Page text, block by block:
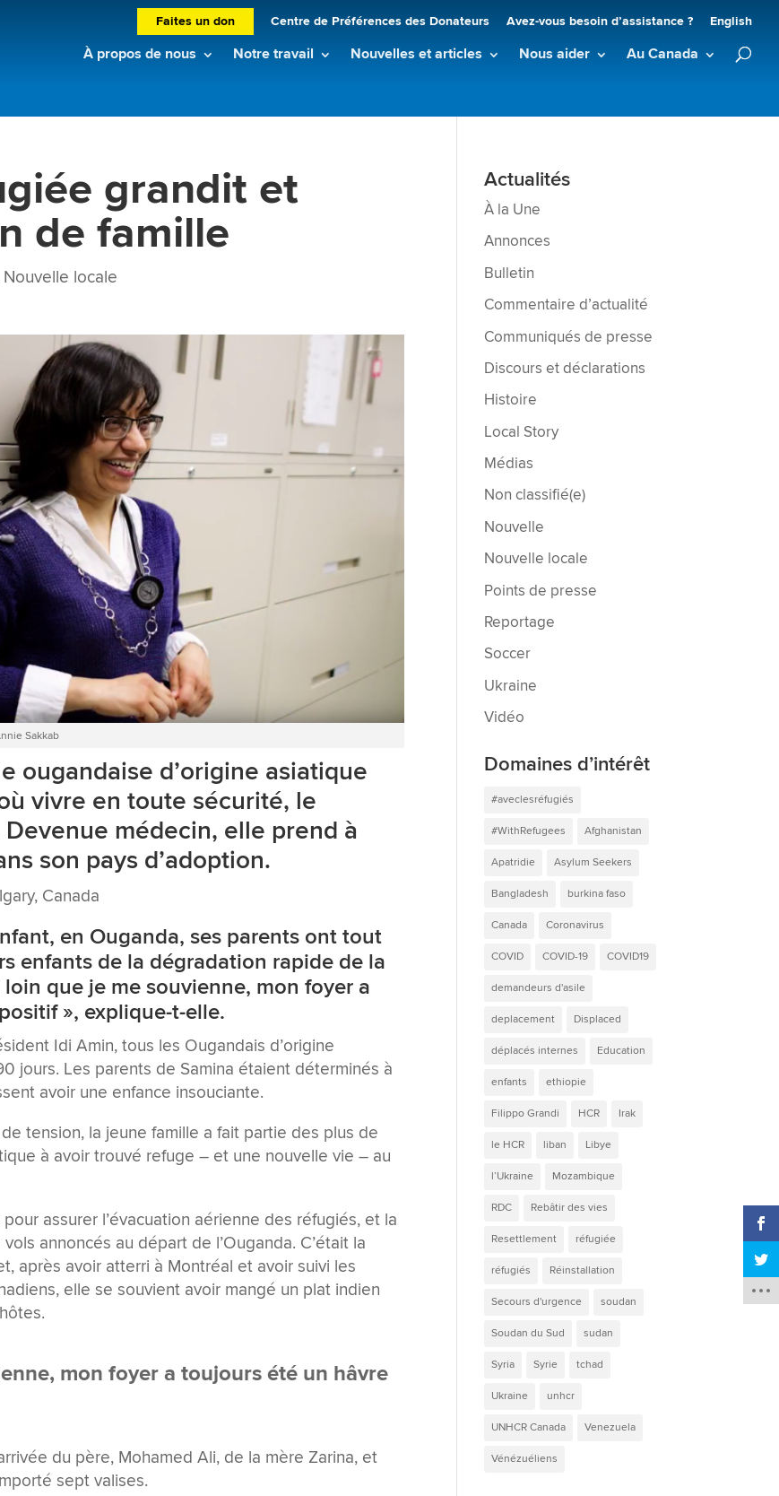
Faites un don Centre de Préférences des Donateurs Avez-vous besoin d’assistance ? English
À propos de nous Notre travail Nouvelles et articles Nous aider Au Canada
grandit et
de famille
Nouvelle locale
Sakkab
ougandaise d’origine asiatique
vivre en toute sécurité, le
médecin, elle prend à
son pays d’adoption.
Canada
en Ouganda, ses parents ont tout
enfants de la dégradation rapide de la
que je me souvienne, mon foyer a
», explique-t-elle.
Idi Amin, tous les Ougandais d’origine
jours. Les parents de Samina étaient déterminés à
avoir une enfance insouciante.
tension, la jeune famille a fait partie des plus de
à avoir trouvé refuge – et une nouvelle vie – au
assurer l’évacuation aérienne des réfugiés, et la
annoncés au départ de l’Ouganda. C’était la
après avoir atterri à Montréal et avoir suivi les
elle se souvient avoir mangé un plat indien
mon foyer a toujours été un hâvre
du père, Mohamed Ali, de la mère Zarina, et
sept valises.
Actualités
À la Une
Annonces
Bulletin
Commentaire d’actualité
Communiqués de presse
Discours et déclarations
Histoire
Local Story
Médias
Non classifié(e)
Nouvelle
Nouvelle locale
Points de presse
Reportage
Soccer
Ukraine
Vidéo
Domaines d’intérêt
#aveclesréfugiés
#WithRefugees Afghanistan
Apatridie Asylum Seekers
Bangladesh burkina faso
Canada Coronavirus
COVID COVID-19 COVID19
demandeurs d'asile
deplacement Displaced
déplacés internes Education
enfants ethiopie
Filippo Grandi HCR Irak
le HCR liban Libye
l’Ukraine Mozambique
RDC Rebâtir des vies
Resettlement réfugiée
réfugiés Réinstallation
Secours d'urgence soudan
Soudan du Sud sudan
Syria Syrie tchad
Ukraine unhcr
UNHCR Canada Venezuela
Vénézuéliens